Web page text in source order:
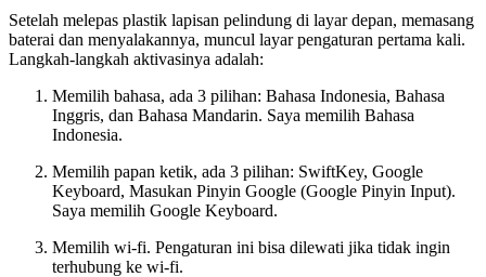
Setelah melepas plastik lapisan pelindung di layar depan, memasang
baterai dan menyalakannya, muncul layar pengaturan pertama kali.
Langkah-langkah aktivasinya adalah:
Memilih bahasa, ada 3 pilihan: Bahasa Indonesia, Bahasa
Inggris, dan Bahasa Mandarin. Saya memilih Bahasa
Indonesia.
Memilih papan ketik, ada 3 pilihan: SwiftKey, Google
Keyboard, Masukan Pinyin Google (Google Pinyin Input).
Saya memilih Google Keyboard.
Memilih wi-fi. Pengaturan ini bisa dilewati jika tidak ingin
terhubung ke wi-fi.